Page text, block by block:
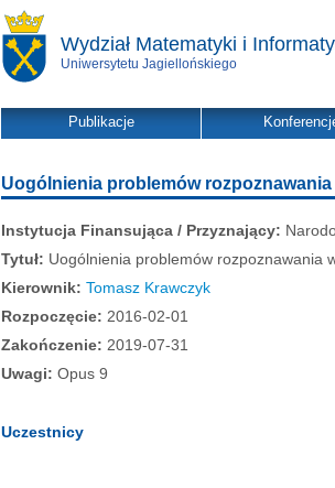
Wydział Matematyki i
Uniwersytetu Jagiellońskiego
Publikacje
Uogólnienia problemów
Instytucja Finansująca / Przyznający:
Tytuł: Uogólnienia problemów rozpoznawania
Kierownik: Tomasz Krawczyk
Rozpoczęcie: 2016-02-01
Zakończenie: 2019-07-31
Uwagi: Opus 9
Uczestnicy